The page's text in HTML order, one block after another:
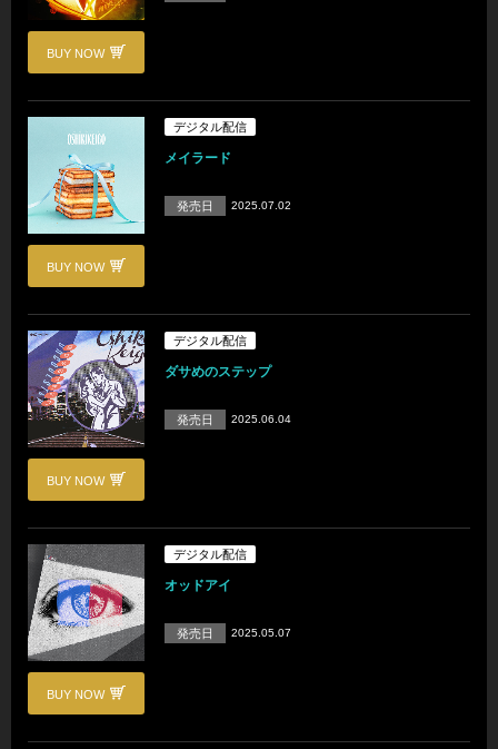
BUY NOW
BUY NOW
デジタル配信
メイラード
発売日 2025.07.02
BUY NOW
デジタル配信
ダサめのステップ
発売日 2025.06.04
BUY NOW
デジタル配信
オッドアイ
発売日 2025.05.07